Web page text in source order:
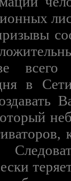
всего
в